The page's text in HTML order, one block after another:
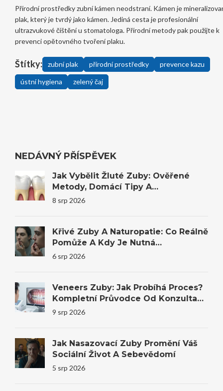
Přírodní prostředky zubní kámen neodstraní. Kámen je
plak, který je tvrdý jako kámen. Jediná cesta je profesionální
ultrazvukové čištění u stomatologa. Přírodní metody pak použijte k
prevenci opětovného tvoření plaku.
Štítky: zubní plak přírodní prostředky prevence kazu
ústní hygiena zelený čaj
NEDÁVNÝ PŘÍSPĚVEK
Jak Vybělit Žluté Zuby: Ověřené
Metody, Domácí Tipy A
Profesionální Bělení
8 srp 2026
Křivé Zuby A Naturopatie: Co Reálně
Pomůže A Kdy Je Nutná
Stomatologie
6 srp 2026
Veneers Zuby: Jak Probíhá Proces?
Kompletní Průvodce Od Konzultace
Po Výsledek
9 srp 2026
Jak Nasazovací Zuby Promění Váš
Sociální Život A Sebevědomí
5 srp 2026